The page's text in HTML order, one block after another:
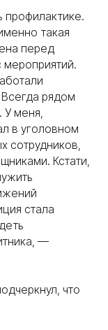
профилактике.
такая
перед
рядом
У меня,
в уголовном
сотрудников,
Кстати,
стала
—
что